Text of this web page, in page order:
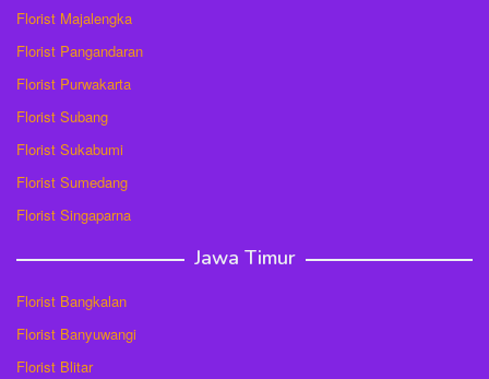
Florist Majalengka
Florist Pangandaran
Florist Purwakarta
Florist Subang
Florist Sukabumi
Florist Sumedang
Florist Singaparna
Jawa Timur
Florist Bangkalan
Florist Banyuwangi
Florist Blitar